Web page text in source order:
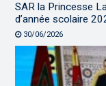
SAR la Princesse
d’année scolaire
30/06/2026